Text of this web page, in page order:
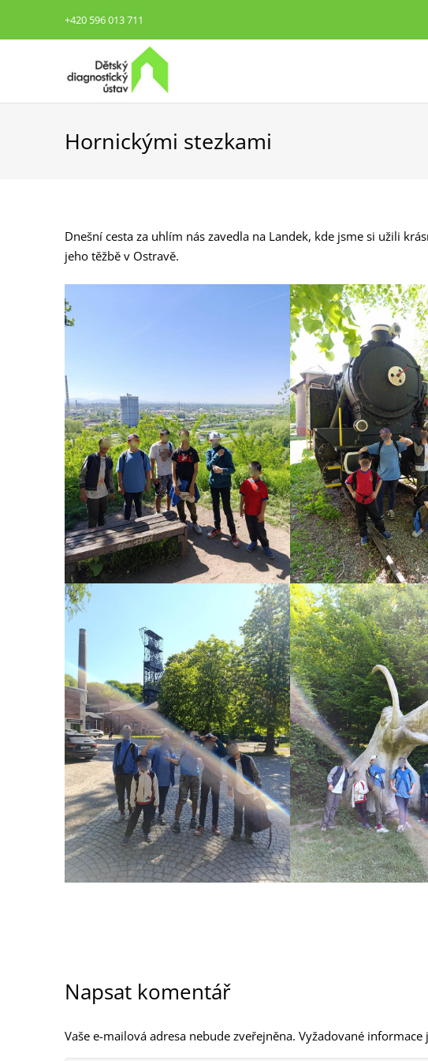
+420 596 013 711
Hornickými stezkami
Dnešní cesta za uhlím nás zavedla na Landek, kde jsme si užili
jeho těžbě v Ostravě.
Napsat komentář
Vaše e-mailová adresa nebude zveřejněna. Vyžadované informace